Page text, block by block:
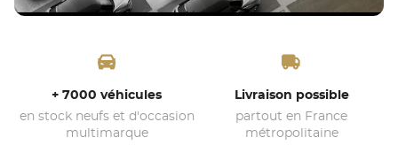
+ 7000 véhicules
en stock neufs et d'occasion
multimarque
Livraison possible
partout en France
métropolitaine